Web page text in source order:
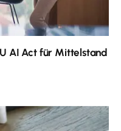
AI Act für Mittelstand